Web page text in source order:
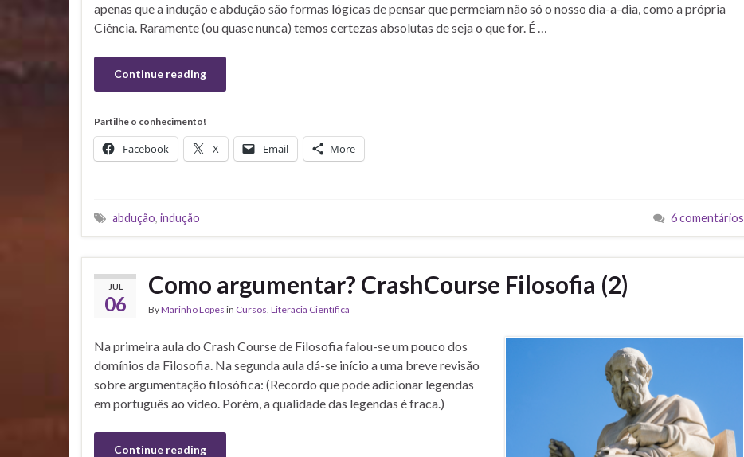
apenas que a indução e abdução são formas lógicas de pensar que permeiam não só o nosso dia-a-dia, como a própria
Ciência. Raramente (ou quase nunca) temos certezas absolutas de seja o que for. É …
Continue reading
Partilhe o conhecimento!
Facebook X Email More
abdução, indução 6 comentários
JUL
06
Como argumentar? CrashCourse Filosofia (2)
ByMarinho Lopes in Cursos, Literacia Científica
Na primeira aula do Crash Course de Filosofia falou-se um pouco dos
domínios da Filosofia. Na segunda aula dá-se início a uma breve revisão
sobre argumentação filosófica: (Recordo que pode adicionar legendas
em português ao vídeo. Porém, a qualidade das legendas é fraca.)
Continue reading